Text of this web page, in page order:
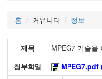
홈 커뮤니티 정보
제목
MPEG7 기술을
첨부화일
MPEG7.pdf